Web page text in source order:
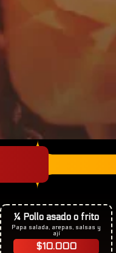
¼ Pollo asado o frito ​
Papa salada, arepas, salsas y
ají
$10.000